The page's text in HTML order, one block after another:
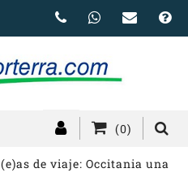
(0)
de viaje: Occitania una